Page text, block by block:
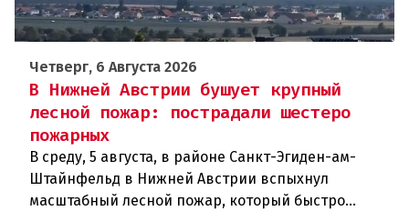
Четверг, 6 Августа 2026
В Нижней Австрии бушует крупный
лесной пожар: пострадали шестеро
пожарных
В среду, 5 августа, в районе Санкт-Эгиден-ам-
Штайнфельд в Нижней Австрии вспыхнул
масштабный лесной пожар, который быстро